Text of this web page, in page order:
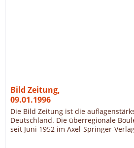
Bild Zeitung,
09.01.1996
Die Bild Zeitung ist die
Deutschland. Die überregionale
seit Juni 1952 im Axel-Springer-